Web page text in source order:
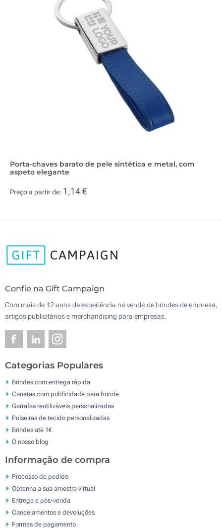
Porta-chaves barato de pele sintética e metal, com
aspeto elegante
Preço a partir de: 1,14 €
Confie na Gift Campaign
Com mais de 12 anos de experiência na venda de brindes de empresa,
artigos publicitários e merchandising para empresas.
Categorias Populares
Brindes com entrega rápida
Canetas com publicidade para brinde
Garrafas reutilizáveis personalizadas
Pulseiras de tecido personalizadas
Brindes até 1€
O nosso blog
Informação de compra
Processo de pedido
Obtenha a sua amostra virtual
Entrega e pós-venda
Cancelamentos e devoluções
Formas de pagamento